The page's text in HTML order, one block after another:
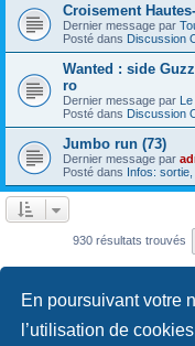
En poursuivant votre
l’utilisation de
Croisement
Dernier message par
Posté dans Discussion
Wanted : side
ro
Dernier message par
Posté dans Discussion
Jumbo run (73)
Dernier message par
Posté dans Infos:
930 résultats trouvés
Index du forum